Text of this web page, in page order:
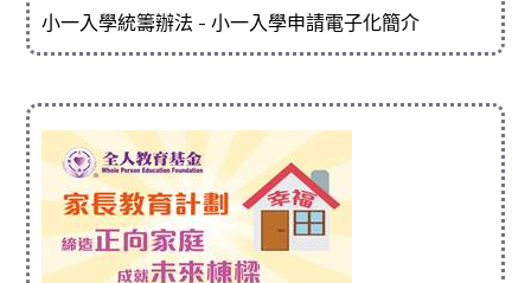
小一入學統籌辦法 - 小一入學申請電子化簡介